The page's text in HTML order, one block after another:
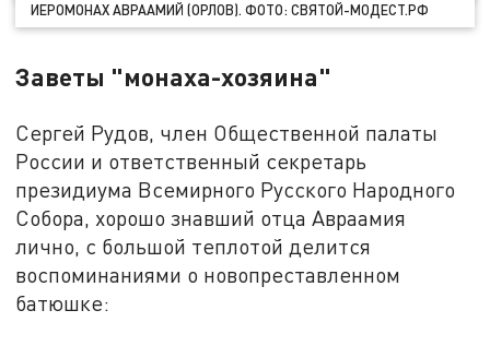
ИЕРОМОНАХ АВРААМИЙ (ОРЛОВ). ФОТО: СВЯТОЙ-МОДЕСТ.РФ
Заветы "монаха-хозяина"
Сергей Рудов, член Общественной палаты
России и ответственный секретарь
президиума Всемирного Русского Народного
Собора, хорошо знавший отца Авраамия
лично, с большой теплотой делится
воспоминаниями о новопреставленном
батюшке: